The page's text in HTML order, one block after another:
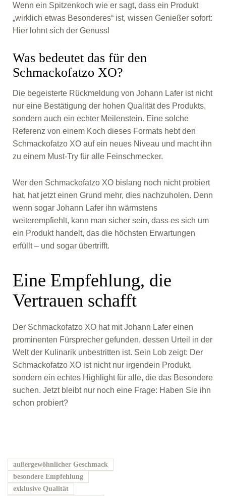
Wenn ein Spitzenkoch wie er sagt, dass ein Produkt
„wirklich etwas Besonderes“ ist, wissen Genießer sofort:
Hier lohnt sich der Genuss!
Was bedeutet das für den
Schmackofatzo XO?
Die begeisterte Rückmeldung von Johann Lafer ist nicht
nur eine Bestätigung der hohen Qualität des Produkts,
sondern auch ein echter Meilenstein. Eine solche
Referenz von einem Koch dieses Formats hebt den
Schmackofatzo XO auf ein neues Niveau und macht ihn
zu einem Must-Try für alle Feinschmecker.
Wer den Schmackofatzo XO bislang noch nicht probiert
hat, hat jetzt einen Grund mehr, dies nachzuholen. Denn
wenn sogar Johann Lafer ihn wärmstens
weiterempfiehlt, kann man sicher sein, dass es sich um
ein Produkt handelt, das die höchsten Erwartungen
erfüllt – und sogar übertrifft.
Eine Empfehlung, die
Vertrauen schafft
Der Schmackofatzo XO hat mit Johann Lafer einen
prominenten Fürsprecher gefunden, dessen Urteil in der
Welt der Kulinarik unbestritten ist. Sein Lob zeigt: Der
Schmackofatzo XO ist nicht nur irgendein Produkt,
sondern ein echtes Highlight für alle, die das Besondere
suchen. Jetzt bleibt nur noch eine Frage: Haben Sie ihn
schon probiert?
außergewöhnlicher Geschmack
besondere Empfehlung
exklusive Qualität